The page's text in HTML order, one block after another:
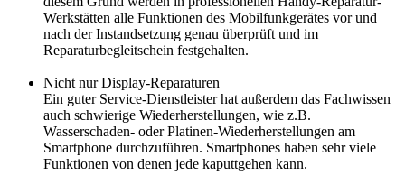
Werkstätten alle Funktionen des Mobilfunkgerätes vor und
nach der Instandsetzung genau überprüft und im
Reparaturbegleitschein festgehalten.
Nicht nur Display-Reparaturen
Ein guter Service-Dienstleister hat außerdem das Fachwissen
auch schwierige Wiederherstellungen, wie z.B.
Wasserschaden- oder Platinen-Wiederherstellungen am
Smartphone durchzuführen. Smartphones haben sehr viele
Funktionen von denen jede kaputtgehen kann.